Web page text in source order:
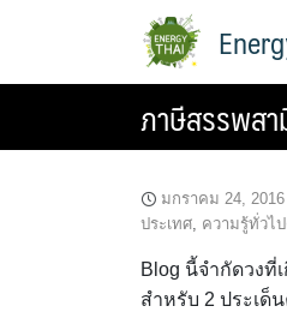
ภาษีสรรพส
มกราคม 24, 2016
ประเทศ, ความรู้ทั่วไ
Blog นี้จำกัดวงที่
สำหรับ 2 ประเด็